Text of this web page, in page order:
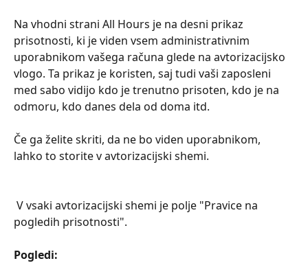
Na vhodni strani All Hours je na desni prikaz
prisotnosti, ki je viden vsem administrativnim
uporabnikom vašega računa glede na avtorizacijsko
vlogo. Ta prikaz je koristen, saj tudi vaši zaposleni
med sabo vidijo kdo je trenutno prisoten, kdo je na
odmoru, kdo danes dela od doma itd.
Če ga želite skriti, da ne bo viden uporabnikom,
lahko to storite v avtorizacijski shemi.
pogledih prisotnosti".
Pogledi: